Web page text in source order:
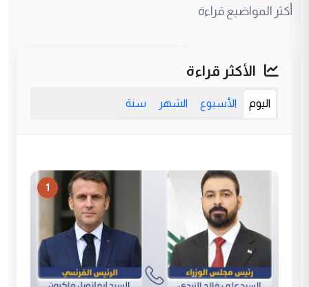
أكثر المواضيع قراءة
الأكثر قراءة
اليوم الأسبوع الشهر سنة
1